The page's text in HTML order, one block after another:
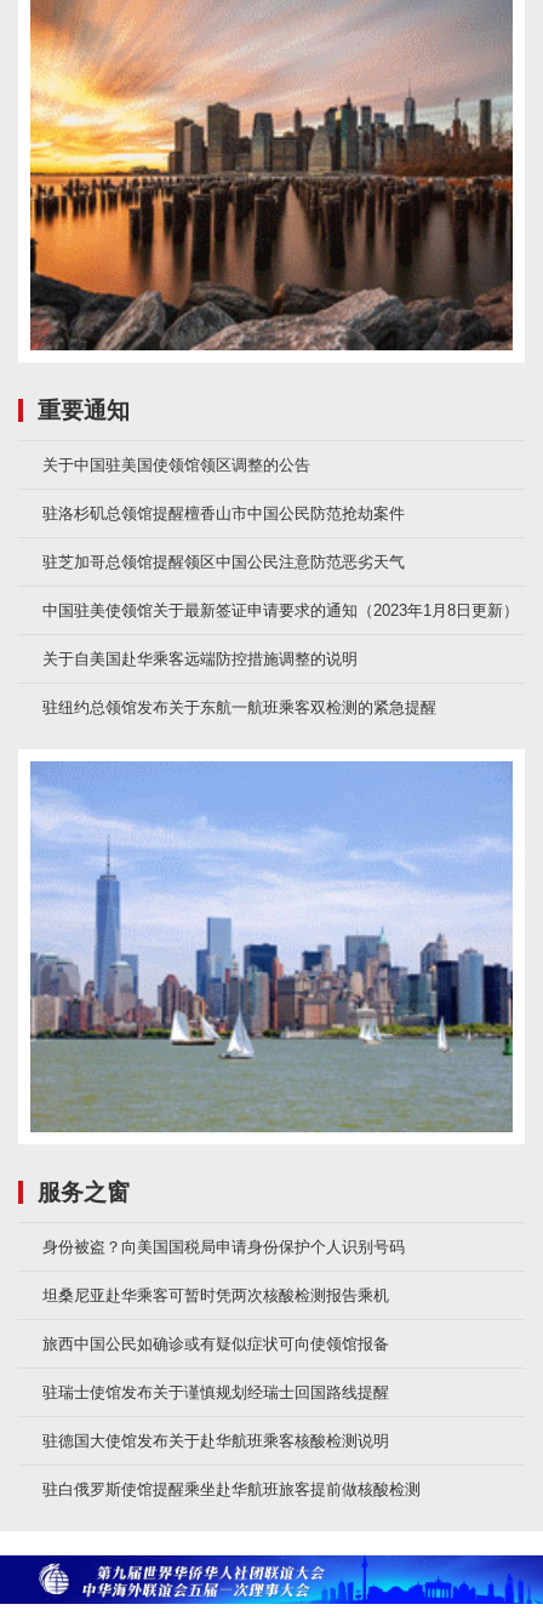
重要通知
关于中国驻美国使领馆领区调整的公告
驻洛杉矶总领馆提醒檀香山市中国公民防范抢劫案件
驻芝加哥总领馆提醒领区中国公民注意防范恶劣天气
中国驻美使领馆关于最新签证申请要求的通知（2023年1月8日更新）
关于自美国赴华乘客远端防控措施调整的说明
驻纽约总领馆发布关于东航一航班乘客双检测的紧急提醒
服务之窗
身份被盗？向美国国税局申请身份保护个人识别号码
坦桑尼亚赴华乘客可暂时凭两次核酸检测报告乘机
旅西中国公民如确诊或有疑似症状可向使领馆报备
驻瑞士使馆发布关于谨慎规划经瑞士回国路线提醒
驻德国大使馆发布关于赴华航班乘客核酸检测说明
驻白俄罗斯使馆提醒乘坐赴华航班旅客提前做核酸检测